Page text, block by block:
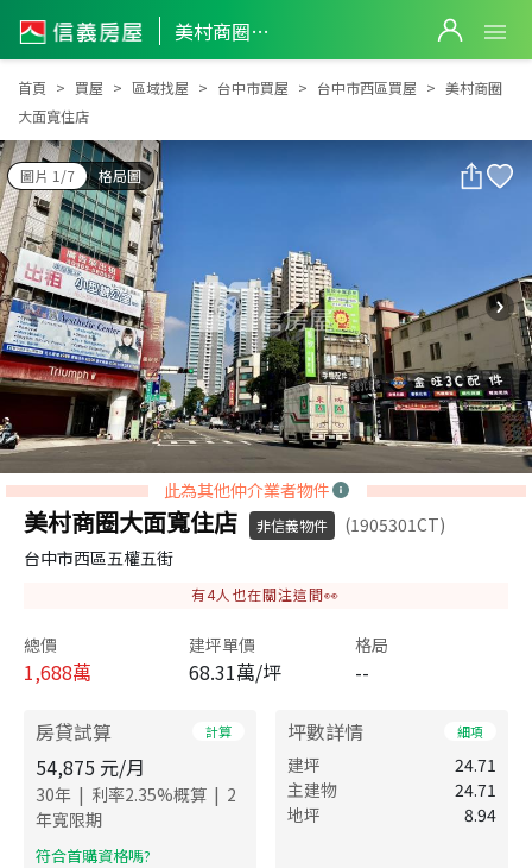
美村商圈大面寬住店
美村商圈大面寬住店
首頁 買屋 區域找屋 台中市買屋 台中市西區買屋
美村商圈
大面寬住店
圖片 1/7 格局圖
此為其他仲介業者物件
美村商圈大面寬住店 非信義物件
(1905301CT)
台中市西區五權五街
有4人也在關注這間👀
總價
1,688萬
建坪單價
68.31萬/坪
格局
--
房貸試算 計算
54,875 元/月
30年 | 利率2.35%概算 | 2
年寬限期
​符合首購資格嗎?
坪數詳情 細項
建坪
24.71
主建物
24.71
地坪
8.94